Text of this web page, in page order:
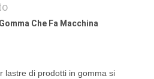
Che Fa Macchina
lastre di prodotti in gomma si